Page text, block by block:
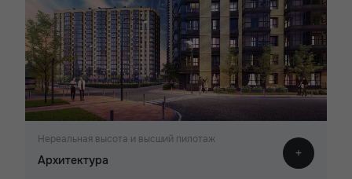
Нереальная высота и высший пилотаж
Архитектура